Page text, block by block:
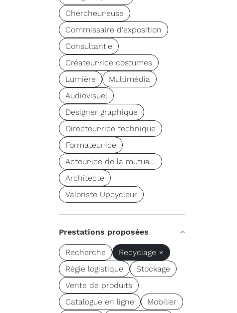
Chercheur·euse
Commissaire d'exposition
Consultant·e
Créateur·rice costumes
Lumière
Multimédia
Audiovisuel
Designer graphique
Directeur·rice technique
Formateur·ice
Acteur·ice de la mutua...
Architecte
Valoriste Upcycleur
Prestations proposées
Recherche
Recyclage ×
Régie logistique
Stockage
Vente de produits
Catalogue en ligne
Mobilier